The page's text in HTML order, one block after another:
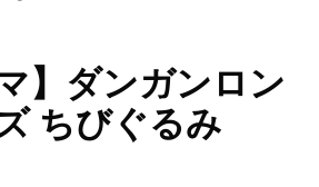
】ダンガンロン
ちびぐるみ